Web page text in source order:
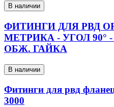
В наличии
ФИТИНГИ ДЛЯ РВД
МЕТРИКА - УГОЛ 90°
ОБЖ. ГАЙКА
В наличии
Фитинги для рвд
3000